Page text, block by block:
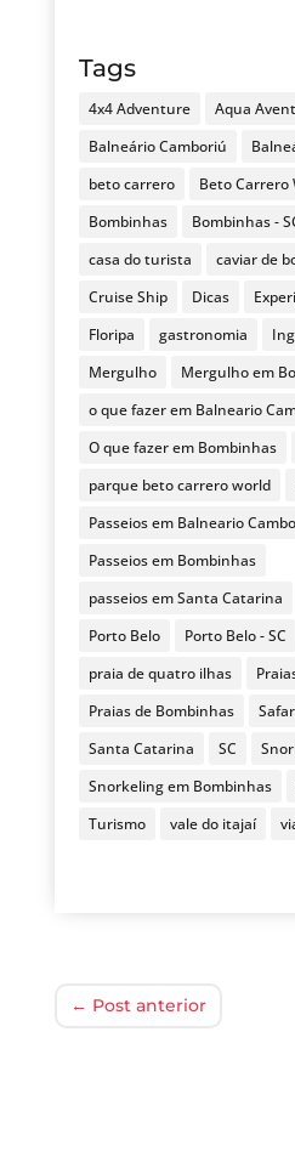
Tags
4x4 Adventure
Aqua
Balneário Camboriú
beto carrero
Beto Carrero
Bombinhas
Bombinhas -
casa do turista
caviar de
Cruise Ship
Dicas
Floripa
gastronomia
Mergulho
Mergulho em
o que fazer em Balneario
O que fazer em Bombinhas
parque beto carrero world
Passeios em Balneario
Passeios em Bombinhas
passeios em Santa Catarina
Porto Belo
Porto Belo - SC
praia de quatro ilhas
Praias de Bombinhas
Santa Catarina
SC
Snorkeling em Bombinhas
Turismo
vale do itajaí
← Post anterior